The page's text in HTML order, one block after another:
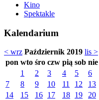
Kino
Spektakle
Kalendarium
< wrz Październik 2019 lis >
pon wto śro czw pią sob nie
1
2 3 4 5
6
7
8 9 10 11 12
13
14
15 16 17 18 19
20